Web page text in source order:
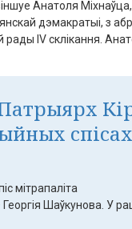
Анатоля
дэмакратыі, з
IV склікання.
мітрапаліта
Шаўкунова. У